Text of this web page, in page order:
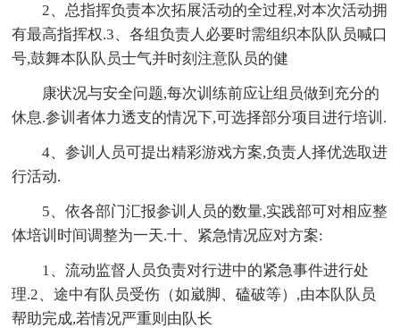
2、总指挥负责本次拓展活动的全过程,对本次活动拥
有最高指挥权.3、各组负责人必要时需组织本队队员喊口
号,鼓舞本队队员士气并时刻注意队员的健
康状况与安全问题,每次训练前应让组员做到充分的
休息.参训者体力透支的情况下,可选择部分项目进行培训.
4、参训人员可提出精彩游戏方案,负责人择优选取进
行活动.
5、依各部门汇报参训人员的数量,实践部可对相应整
体培训时间调整为一天.十、紧急情况应对方案:
1、流动监督人员负责对行进中的紧急事件进行处
理.2、途中有队员受伤（如崴脚、磕破等）,由本队队员
帮助完成,若情况严重则由队长